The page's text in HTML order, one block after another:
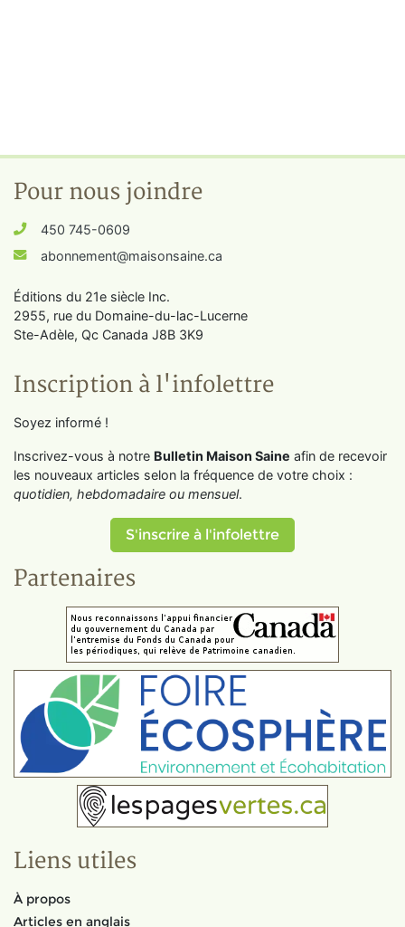
Pour nous joindre
450 745-0609
abonnement@maisonsaine.ca
Éditions du 21e siècle Inc.
2955, rue du Domaine-du-lac-Lucerne
Ste-Adèle, Qc Canada J8B 3K9
Inscription à l'infolettre
Soyez informé !
Inscrivez-vous à notre Bulletin Maison Saine afin de recevoir
les nouveaux articles selon la fréquence de votre choix :
quotidien, hebdomadaire ou mensuel.
S'inscrire à l'infolettre
Partenaires
Liens utiles
À propos
Articles en anglais